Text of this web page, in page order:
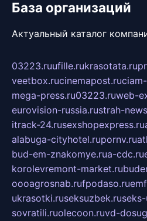
База организаций
Актуальный каталог
03223.ruufille.rukrasotata.ru
veetbox.rucinemapost.ru
mega-press.ru03223.ruweb-
eurovision-russia.rustrah-
itrack-24.rusexshopexpress.ru
alabuga-cityhotel.rupornv.ru
bud-em-znakomye.rua-cdc.ru
korolevremont-market.ru
oooagrosnab.rufpodaso.ru
ukrasotki.ruseksuzbek.ru
sovratili.ruolecoon.ruvd-